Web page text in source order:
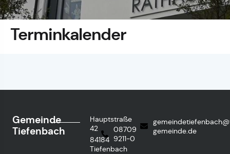
Terminkalender
Gemeinde
Tiefenbach
Hauptstraße
42
84184
Tiefenbach
08709
9211-0
gemeinde.de